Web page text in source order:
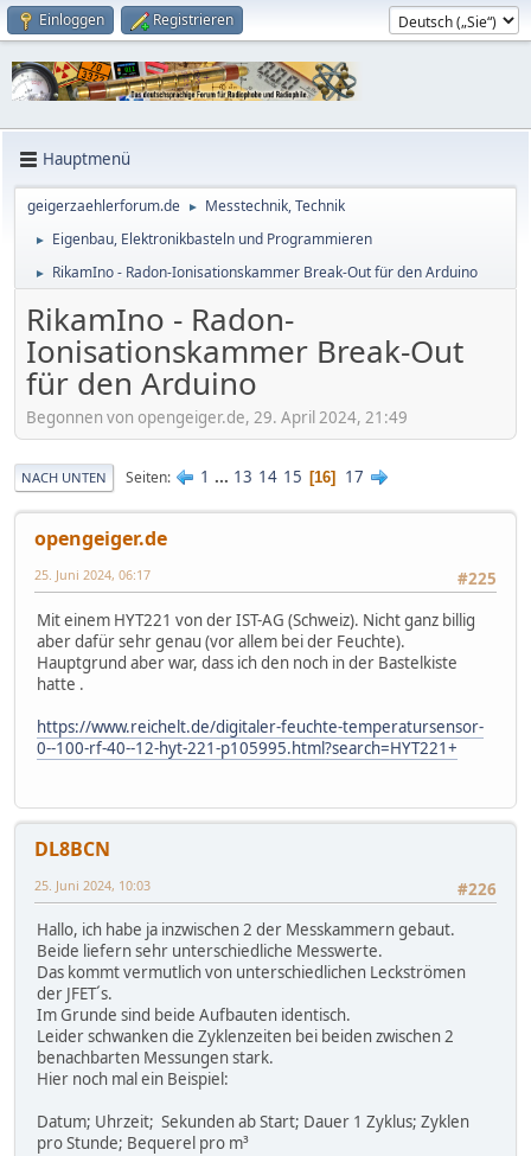
Einloggen Registrieren
Hauptmenü
geigerzaehlerforum.de ► Messtechnik, Technik
► Eigenbau, Elektronikbasteln und Programmieren
► RikamIno - Radon-Ionisationskammer Break-Out für den Arduino
RikamIno - Radon-
Ionisationskammer Break-Out
für den Arduino
Begonnen von opengeiger.de, 29. April 2024, 21:49
NACH UNTEN Seiten 1 ... 13 14 15 16 17
opengeiger.de
#225
25. Juni 2024, 06:17
Mit einem HYT221 von der IST-AG (Schweiz). Nicht ganz billig
aber dafür sehr genau (vor allem bei der Feuchte).
Hauptgrund aber war, dass ich den noch in der Bastelkiste
hatte .
https://www.reichelt.de/digitaler-feuchte-temperatursensor-
0--100-rf-40--12-hyt-221-p105995.html?search=HYT221+
DL8BCN
#226
25. Juni 2024, 10:03
Hallo, ich habe ja inzwischen 2 der Messkammern gebaut.
Beide liefern sehr unterschiedliche Messwerte.
Das kommt vermutlich von unterschiedlichen Leckströmen
der JFET´s.
Im Grunde sind beide Aufbauten identisch.
Leider schwanken die Zyklenzeiten bei beiden zwischen 2
benachbarten Messungen stark.
Hier noch mal ein Beispiel:
Datum; Uhrzeit; Sekunden ab Start; Dauer 1 Zyklus; Zyklen
pro Stunde; Bequerel pro m³